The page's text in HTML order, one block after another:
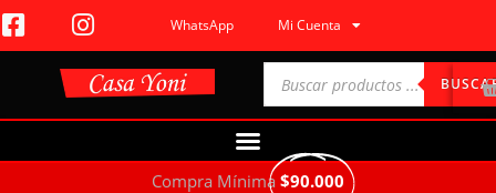
WhatsApp Mi Cuenta
Compra Mínima $90.000